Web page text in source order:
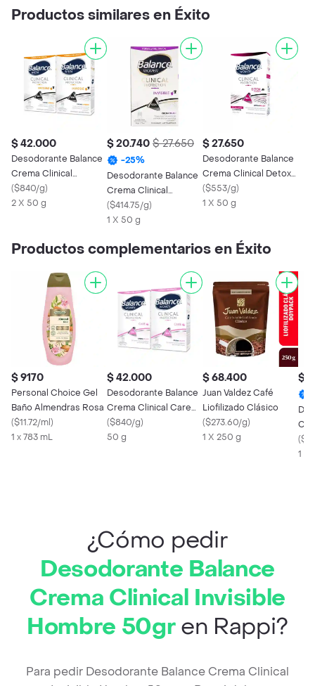
Productos similares en Éxito
$ 42.000
Desodorante Balance
Crema Clinical
Invisible Hombre 2 x
50Gr
($840/g)
2 X 50 g
$ 20.740 $ 27.650
-25%
Desodorante Balance
Crema Clinical
Invisible Mujer 50Gr
($414.75/g)
1 X 50 g
$ 27.650
Desodorante Balance
Crema Clinical Detox
Invisible Mujer 50 g
($553/g)
1 X 50 g
Productos complementarios en Éxito
$ 9170
Personal Choice Gel
Baño Almendras Rosa
($11.72/ml)
1 x 783 mL
$ 42.000
Desodorante Balance
Crema Clinical Care
Mujer 2x50gr
($840/g)
50 g
$ 68.400
Juan Valdez Café
Liofilizado Clásico
($273.60/g)
1 X 250 g
$
(
1 X
¿Cómo pedir
Desodorante Balance
Crema Clinical Invisible
Hombre 50gren Rappi?
Para pedir Desodorante Balance Crema Clinical